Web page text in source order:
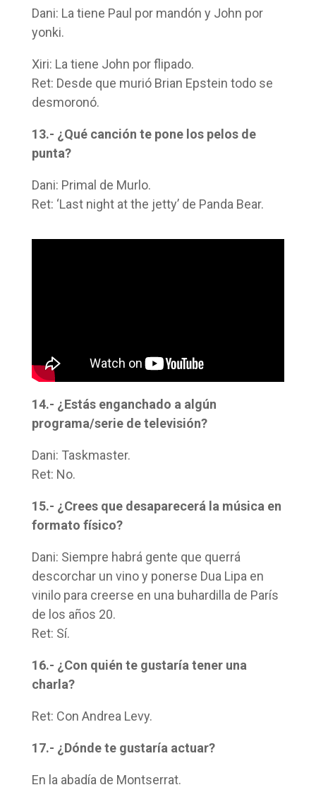
Dani: La tiene Paul por mandón y John por
yonki.
Xiri: La tiene John por flipado.
Ret: Desde que murió Brian Epstein todo se
desmoronó.
13.- ¿Qué canción te pone los pelos de
punta?
Dani: Primal de Murlo.
Ret: ‘Last night at the jetty’ de Panda Bear.
14.- ¿Estás enganchado a algún
programa/serie de televisión?
Dani: Taskmaster.
Ret: No.
15.- ¿Crees que desaparecerá la música en
formato físico?
Dani: Siempre habrá gente que querrá
descorchar un vino y ponerse Dua Lipa en
vinilo para creerse en una buhardilla de París
de los años 20.
Ret: Sí.
16.- ¿Con quién te gustaría tener una
charla?
Ret: Con Andrea Levy.
17.- ¿Dónde te gustaría actuar?
En la abadía de Montserrat.